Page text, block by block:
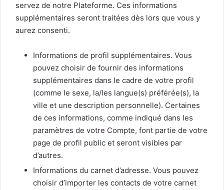
servez de notre Plateforme. Ces informations
supplémentaires seront traitées dès lors que vous y
aurez consenti.
Informations de profil supplémentaires. Vous
pouvez choisir de fournir des informations
supplémentaires dans le cadre de votre profil
(comme le sexe, la/les langue(s) préférée(s), la
ville et une description personnelle). Certaines
de ces informations, comme indiqué dans les
paramètres de votre Compte, font partie de votre
page de profil public et seront visibles par
d’autres.
Informations du carnet d’adresse. Vous pouvez
choisir d’importer les contacts de votre carnet